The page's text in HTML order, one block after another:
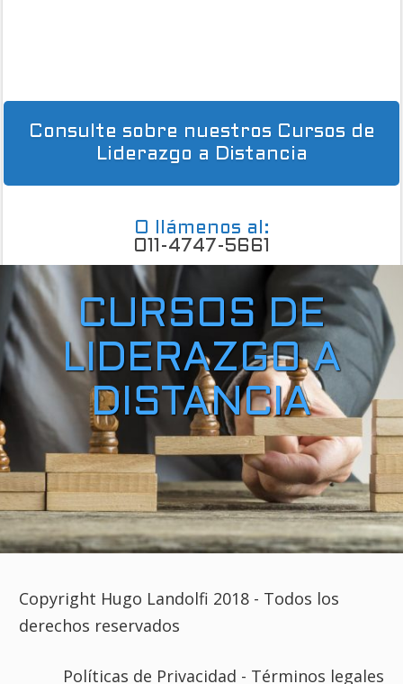
Consulte sobre nuestros Cursos de
Liderazgo a Distancia
O llámenos al:
011-4747-5661
CURSOS DE
LIDERAZGO A
DISTANCIA
Copyright Hugo Landolfi 2018 - Todos los
derechos reservados
Políticas de Privacidad - Términos legales